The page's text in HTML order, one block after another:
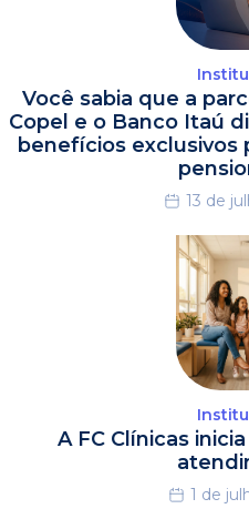
Você sabia que a
Copel e o Banco Itaú
benefícios exclusivos
13 de
A FC Clínicas
1 de